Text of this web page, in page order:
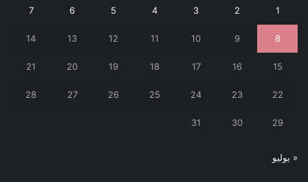
1
2
3
4
5
6
7
8
9
10
11
12
13
14
15
16
17
18
19
20
21
22
23
24
25
26
27
28
29
30
31
« يوليو